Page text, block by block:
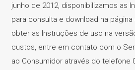
junho de 2012, disponibilizamos as
para consulta e download na
obter as Instruções de uso na
custos, entre em contato com o
ao Consumidor através do telefone